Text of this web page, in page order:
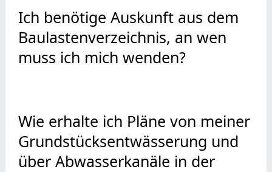
Ich benötige Auskunft aus dem
Baulastenverzeichnis, an wen
muss ich mich wenden?
Wie erhalte ich Pläne von meiner
Grundstücksentwässerung und
über Abwasserkanäle in der